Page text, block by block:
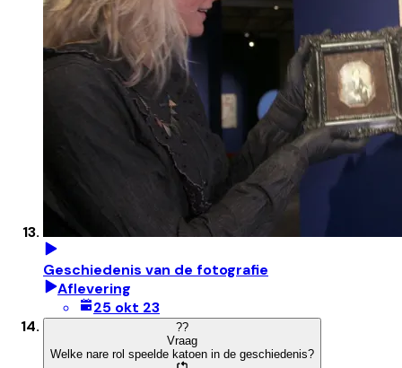
Geschiedenis van de fotografie
Aflevering
25 okt 23
??
Vraag
Welke nare rol speelde katoen in de geschiedenis?